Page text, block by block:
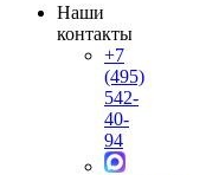
Наши
контакты
+7
(495)
542-
40-
94